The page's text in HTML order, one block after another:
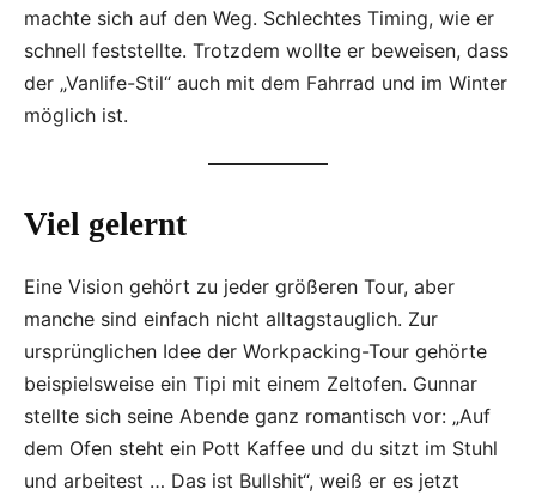
machte sich auf den Weg. Schlechtes Timing, wie er
schnell feststellte. Trotzdem wollte er beweisen, dass
der „Vanlife-Stil“ auch mit dem Fahrrad und im Winter
möglich ist.
Viel gelernt
Eine Vision gehört zu jeder größeren Tour, aber
manche sind einfach nicht alltagstauglich. Zur
ursprünglichen Idee der Workpacking-Tour gehörte
beispielsweise ein Tipi mit einem Zeltofen. Gunnar
stellte sich seine Abende ganz romantisch vor: „Auf
dem Ofen steht ein Pott Kaffee und du sitzt im Stuhl
und arbeitest … Das ist Bullshit“, weiß er es jetzt